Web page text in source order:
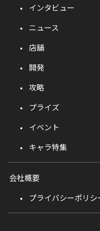
インタビュー
ニュース
店舗
開発
攻略
プライズ
イベント
キャラ特集
会社概要
プライバシーポリシ